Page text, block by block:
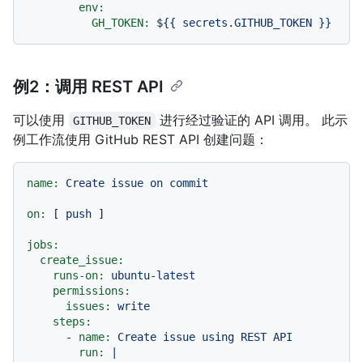
env:
GH_TOKEN:
${{ secrets.GITHUB_TOKEN }}
例2：调用 REST API
可以使用 GITHUB_TOKEN
进行经过验证的 API 调用。 此示
例工作流使用 GitHub REST API 创建问题：
name: Create issue on commit
on: [ push ]
jobs:
create_issue:
runs-on:
ubuntu-latest
permissions:
issues:
write
steps:
-
name: Create issue using REST API
run: